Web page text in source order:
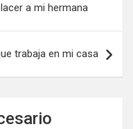
a mi hermana
trabaja en mi casa